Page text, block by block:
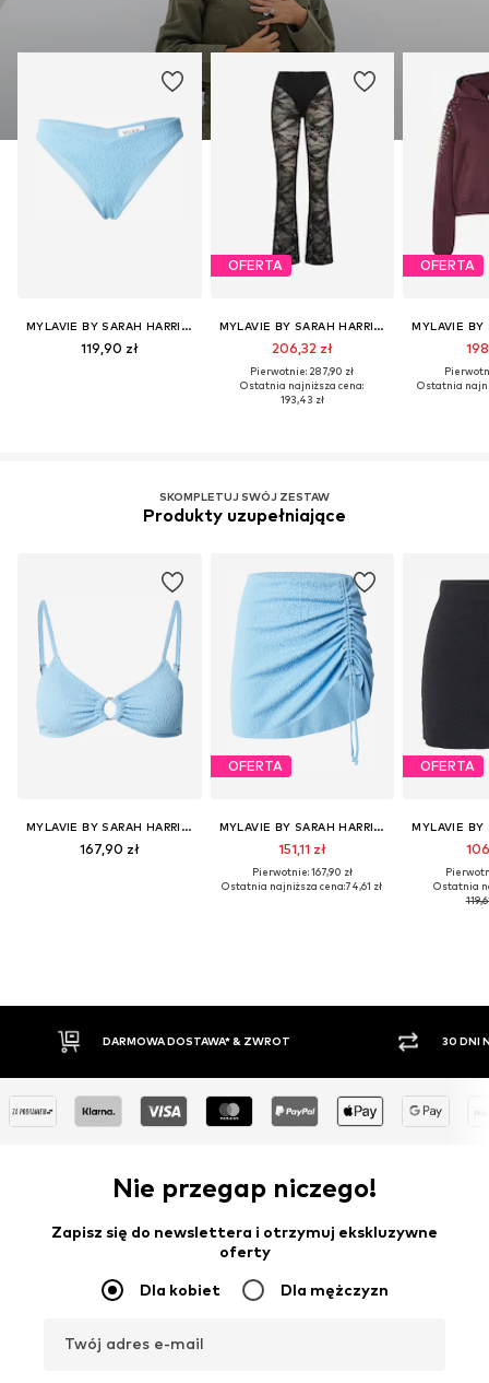
MYLAVIE BY SARAH HARRISON
119,90 zł
OFERTA
MYLAVIE BY SARAH HARRISON
206,32 zł
Pierwotnie: 287,90 zł
Ostatnia najniższa cena:
193,43 zł
OFERTA
Ostatnia
SKOMPLETUJ SWÓJ ZESTAW
Produkty uzupełniające
MYLAVIE BY SARAH HARRISON
167,90 zł
OFERTA
MYLAVIE BY SARAH HARRISON
151,11 zł
Pierwotnie: 167,90 zł
Ostatnia najniższa cena:74,61 zł
OFERTA
Ostatnia
30 DNI NA ZWROT TOWARU
Nie przegap niczego!
Zapisz się do newslettera i otrzymuj ekskluzywne
oferty
Dla kobiet Dla mężczyzn
Twój adres e-mail